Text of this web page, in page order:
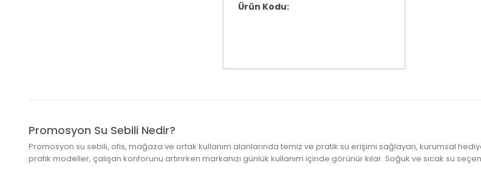
Ürün Kodu:
Promosyon Su Sebili Nedir?
Promosyon su sebili, ofis, mağaza ve ortak kullanım alanlarında temiz ve pratik su erişimi sağlayan, kurumsal
pratik modeller, çalışan konforunu artırırken markanızı günlük kullanım içinde görünür kılar. Soğuk ve sıcak su